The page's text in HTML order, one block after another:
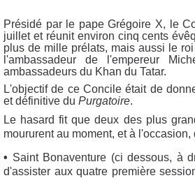
Présidé par le pape Grégoire X, le
juillet et réunit environ cinq cents
plus de mille prélats, mais aussi le
l'ambassadeur de l'empereur
ambassadeurs du Khan du Tatar.
L'objectif de ce Concile était de
et définitive du Purgatoire.
Le hasard fit que deux des plus
moururent au moment, et à l'occasion,
• Saint Bonaventure (ci dessous, à
d'assister aux quatre première